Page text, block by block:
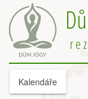
Kalendáře